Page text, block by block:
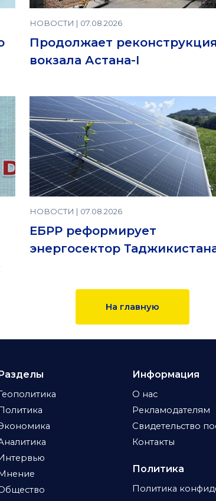
НОВОСТИ | 07.08.2026
Продолжает реконструкция
вокзала Астана-I
НОВОСТИ | 07.08.2026
ЕБРР реформирует
энергосектор
На главную
Разделы Информация
О нас
Рекламодателям
Свидетельство
Контакты
Политика
Политика